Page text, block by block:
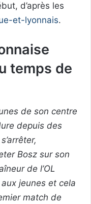
d’après les
et-lyonnais.
temps de
de son centre
depuis des
Bosz sur son
de l’OL
jeunes et cela
match de